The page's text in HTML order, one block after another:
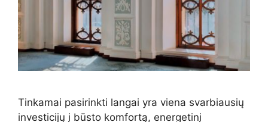
Tinkamai pasirinkti langai yra viena svarbiausių
investicijų į būsto komfortą, energetinį